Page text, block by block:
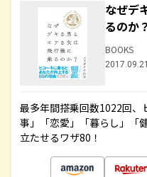
なぜデ
るのか？
BOOKS
最多年間搭乗回数1022回、
事」「恋愛」「暮らし」「
立たせるワザ80！